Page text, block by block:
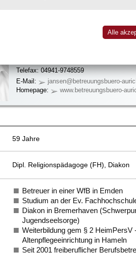
eingeschrieben im BdB-Qualitätsregister
Telefax: 04941-9748559
E-Mail:
jansen@betreuungsbuero-
Homepage:
www.betreuungsbuero-
59 Jahre
Dipl. Religionspädagoge (FH), Diakon
Betreuer in einer WfB in Emden
Studium an der Ev.
Diakon in Bremerhaven
Jugendseelsorge)
Weiterbildung gem § 2 HeimPersV
Altenpflegeeinrichtung in Hameln
Seit 2001 freiberuflicher